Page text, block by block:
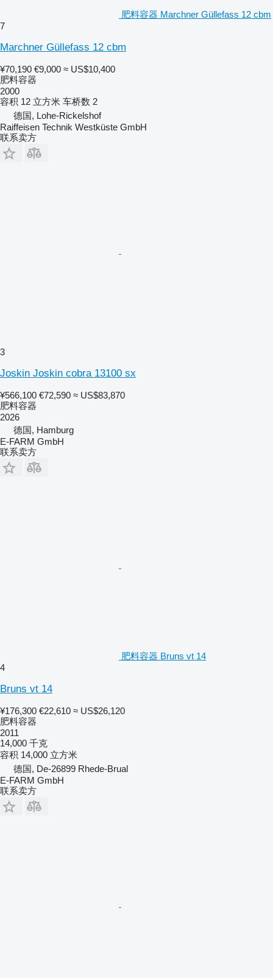
肥料容器 Marchner Güllefass 12 cbm
7
Marchner Güllefass 12 cbm
¥70,190 €9,000 ≈ US$10,400
肥料容器
2000
容积 12 立方米 车桥数 2
德国, Lohe-Rickelshof
Raiffeisen Technik Westküste GmbH
联系卖方
3
Joskin Joskin cobra 13100 sx
¥566,100 €72,590 ≈ US$83,870
肥料容器
2026
德国, Hamburg
E-FARM GmbH
联系卖方
肥料容器 Bruns vt 14
4
Bruns vt 14
¥176,300 €22,610 ≈ US$26,120
肥料容器
2011
14,000 千克
容积 14,000 立方米
德国, De-26899 Rhede-Brual
E-FARM GmbH
联系卖方